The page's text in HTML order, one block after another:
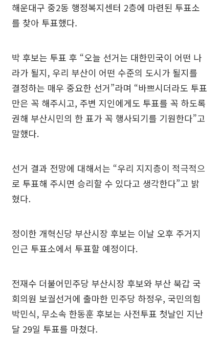
해운대구 중2동 행정복지센터 2층에 마련된 투표소
를 찾아 투표했다.
박 후보는 투표 후 “오늘 선거는 대한민국이 어떤 나
라가 될지, 우리 부산이 어떤 수준의 도시가 될지를
결정하는 매우 중요한 선거”라며 “바쁘시더라도 투표
만은 꼭 해주시고, 주변 지인에게도 투표를 꼭 하도록
권해 부산시민의 한 표가 꼭 행사되기를 기원한다”고
말했다.
선거 결과 전망에 대해서는 “우리 지지층이 적극적으
로 투표해 주시면 승리할 수 있다고 생각한다”고 밝
혔다.
정이한 개혁신당 부산시장 후보는 이날 오후 주거지
인근 투표소에서 투표할 예정이다.
전재수 더불어민주당 부산시장 후보와 부산 북갑 국
회의원 보궐선거에 출마한 민주당 하정우, 국민의힘
박민식, 무소속 한동훈 후보는 사전투표 첫날인 지난
달 29일 투표를 마쳤다.